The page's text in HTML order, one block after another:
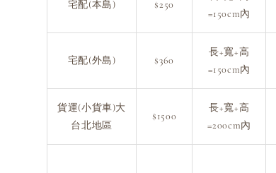
宅配(本島) $250
=150cm內
宅配(外島) $360
長+寬+高
=150cm內
貨運(小貨車)大
台北地區
$1500
長+寬+高
=200cm內